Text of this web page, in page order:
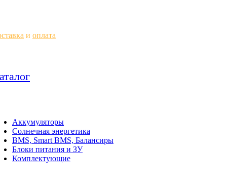
и оплата
Аккумуляторы
Солнечная энергетика
BMS, Smart BMS, Балансиры
Блоки питания и ЗУ
Комплектующие